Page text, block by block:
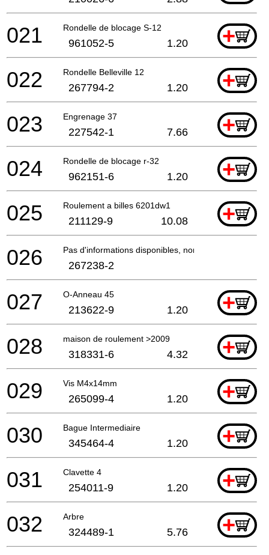
Rondelle de blocage S-12 +
021 961052-5 1.20
Rondelle Belleville 12 +
022 267794-2 1.20
Engrenage 37 +
023 227542-1 7.66
Rondelle de blocage r-32 +
024 962151-6 1.20
Roulement a billes 6201dw1 +
025 211129-9 10.08
Pas d'informations disponibles, non commandable
026 267238-2
O-Anneau 45 +
027 213622-9 1.20
maison de roulement >2009 +
028 318331-6 4.32
Vis M4x14mm +
029 265099-4 1.20
Bague Intermediaire +
030 345464-4 1.20
Clavette 4 +
031 254011-9 1.20
Arbre +
032 324489-1 5.76